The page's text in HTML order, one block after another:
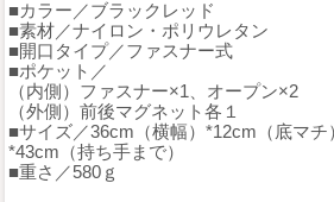
■カラー／ブラックレッド
■素材／ナイロン・ポリウレタン
■開口タイプ／ファスナー式
■ポケット／
（内側）ファスナー×1、オープン×2
（外側）前後マグネット各１
■サイズ／36cm（横幅）*12cm（底マチ
*43cm（持ち手まで）
■重さ／580ｇ